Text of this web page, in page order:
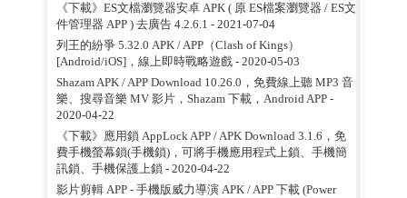
《下載》ES文檔瀏覽器安卓 APK ( 原 ES檔案瀏覽器 / ES文
件管理器 APP ) 去廣告 4.2.6.1 - 2021-07-04
列王的紛爭 5.32.0 APK / APP（Clash of Kings）
[Android/iOS]，線上即時戰略遊戲- 2020-05-03
Shazam APK / APP Download 10.26.0，免費線上聽 MP3 音
樂、搜尋音樂 MV 影片，Shazam 下載，Android APP-
2020-04-22
《下載》應用鎖 AppLock APP / APK Download 3.1.6，免
費手機螢幕鎖(手機鎖)，可將手機應用程式上鎖、手機簡
訊鎖、手機保護上鎖 - 2020-04-22
影片剪輯 APP - 手機版威力導演 APK / APP 下載 (Power